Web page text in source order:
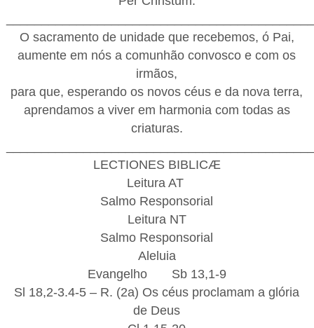
O sacramento de unidade que recebemos, ó Pai,
aumente em nós a comunhão convosco e com os
irmãos,
para que, esperando os novos céus e da nova terra,
aprendamos a viver em harmonia com todas as
criaturas.
LECTIONES BIBLICÆ
Leitura AT
Salmo Responsorial
Leitura NT
Salmo Responsorial
Aleluia
Evangelho
Sb 13,1-9
Sl 18,2-3.4-5 – R. (2a) Os céus proclamam a glória
de Deus